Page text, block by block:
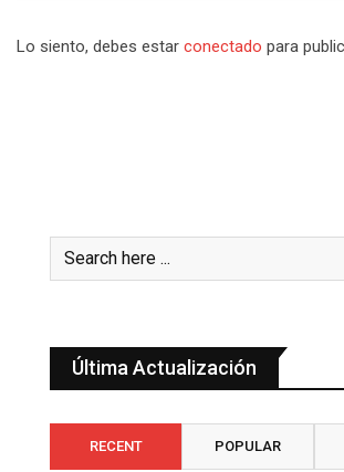
Lo siento, debes estar conectado para
Última Actualización
RECENT POPULAR